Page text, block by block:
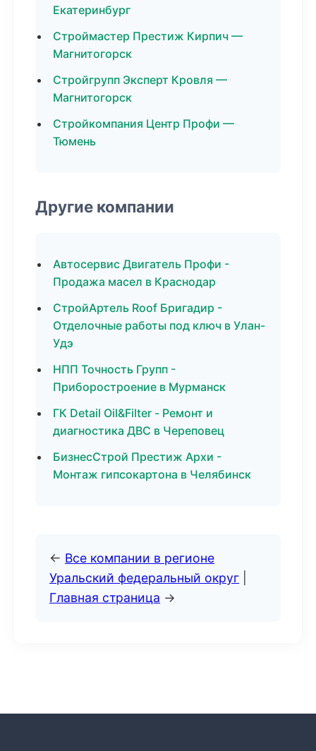
Екатеринбург
Строймастер Престиж Кирпич —
Магнитогорск
Стройгрупп Эксперт Кровля —
Магнитогорск
Стройкомпания Центр Профи —
Тюмень
Другие компании
Автосервис Двигатель Профи -
Продажа масел в Краснодар
СтройАртель Roof Бригадир -
Отделочные работы под ключ в Улан-
Удэ
НПП Точность Групп -
Приборостроение в Мурманск
ГК Detail Oil&Filter - Ремонт и
диагностика ДВС в Череповец
БизнесСтрой Престиж Архи -
Монтаж гипсокартона в Челябинск
← Все компании в регионе
Уральский федеральный округ
Главная страница →